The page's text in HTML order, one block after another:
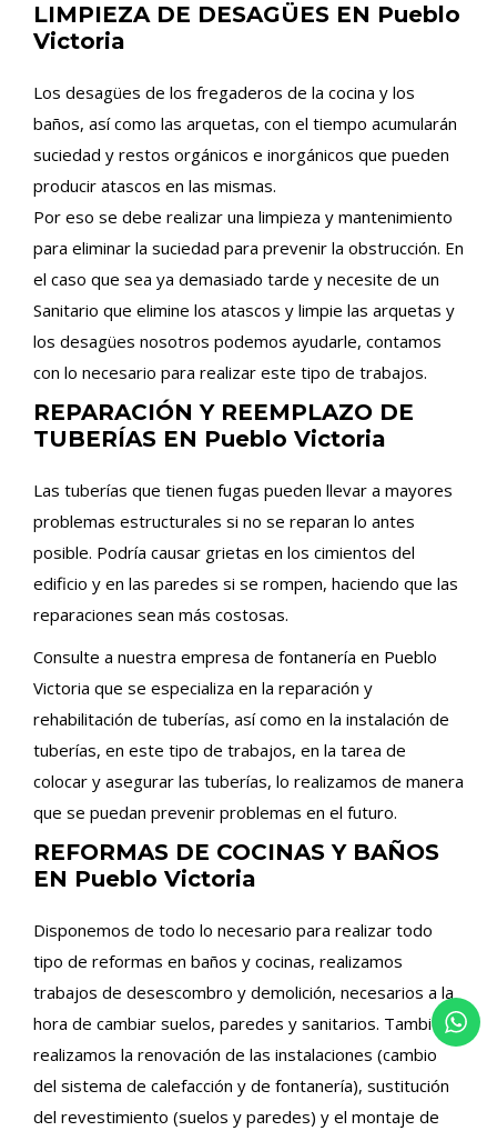
LIMPIEZA DE DESAGÜES EN Pueblo
Victoria
Los desagües de los fregaderos de la cocina y los
baños, así como las arquetas, con el tiempo acumularán
suciedad y restos orgánicos e inorgánicos que pueden
producir atascos en las mismas.
Por eso se debe realizar una limpieza y mantenimiento
para eliminar la suciedad para prevenir la obstrucción. En
el caso que sea ya demasiado tarde y necesite de un
Sanitario que elimine los atascos y limpie las arquetas y
los desagües nosotros podemos ayudarle, contamos
con lo necesario para realizar este tipo de trabajos.
REPARACIÓN Y REEMPLAZO DE
TUBERÍAS EN Pueblo Victoria
Las tuberías que tienen fugas pueden llevar a mayores
problemas estructurales si no se reparan lo antes
posible. Podría causar grietas en los cimientos del
edificio y en las paredes si se rompen, haciendo que las
reparaciones sean más costosas.
Consulte a nuestra empresa de fontanería en Pueblo
Victoria que se especializa en la reparación y
rehabilitación de tuberías, así como en la instalación de
tuberías, en este tipo de trabajos, en la tarea de
colocar y asegurar las tuberías, lo realizamos de manera
que se puedan prevenir problemas en el futuro.
REFORMAS DE COCINAS Y BAÑOS
EN Pueblo Victoria
Disponemos de todo lo necesario para realizar todo
tipo de reformas en baños y cocinas, realizamos
trabajos de desescombro y demolición, necesarios a la
hora de cambiar suelos, paredes y sanitarios. También
realizamos la renovación de las instalaciones (cambio
del sistema de calefacción y de fontanería), sustitución
del revestimiento (suelos y paredes) y el montaje de